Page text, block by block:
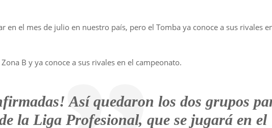
en el mes de julio en nuestro país, pero el Tomba ya conoce a sus rivales
B y ya conoce a sus rivales en el campeonato.
Así quedaron los dos grupos
la Liga Profesional, que se jugará en el